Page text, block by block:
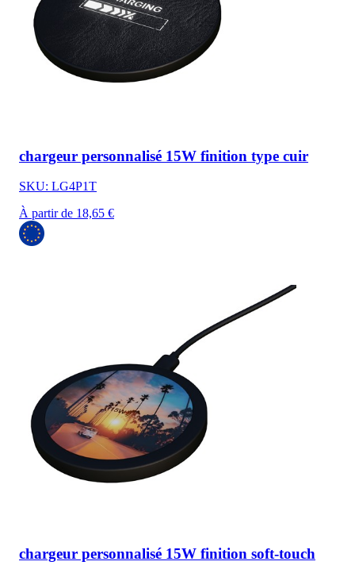
chargeur personnalisé 15W finition type cuir
SKU: LG4P1T
À partir de 18,65 €
chargeur personnalisé 15W finition soft-touch